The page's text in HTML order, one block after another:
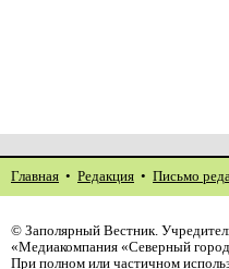
Главная • Редакция • Письмо
© Заполярный Вестник.
«Медиакомпания «Северный
При полном или частичном